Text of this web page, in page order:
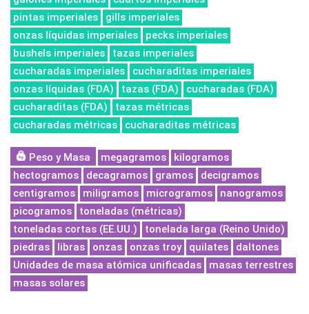
pintas imperiales
gills imperiales
onzas líquidas imperiales
pecks imperiales
bushels imperiales
tazas imperiales
cucharadas imperiales
cucharaditas imperiales
onzas líquidas (FDA)
tazas (FDA)
cucharadas (FDA)
cucharaditas (FDA)
tazas métricas
cucharadas métricas
cucharaditas métricas
Peso y Masa megagramos
kilogramos
hectogramos
decagramos gramos
decigramos
centigramos
miligramos microgramos
nanogramos
picogramos
toneladas (métricas)
toneladas cortas (EE.UU.)
tonelada larga (Reino Unido)
piedras
libras onzas onzas troy quilates
daltones
Unidades de masa atómica unificadas
masas terrestres
masas solares